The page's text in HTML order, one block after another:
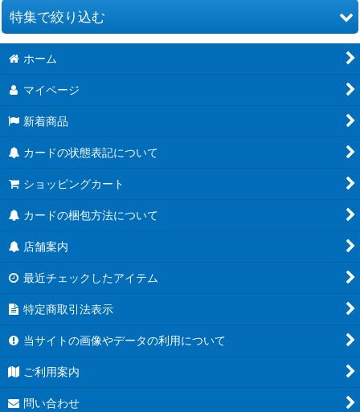
並び順 :
特集で絞り込む
ブースターパック第21弾「Academy Royale/アカデミー・ロワ
イヤル」
ブースターパック第20弾「絶傑を継ぐ者」
ブースターパック第19弾「天魔八虐」
コラボパック「プリンセスコネクト！Re:Dive」
プレミアムカードセット「プリンセスコネクト！Re:Dive」
ブースターパック第18弾「新約都市・透京」
EXビギナーデッキ
ブースターパック第17弾「ConvergentDestinies/コンヴァージ
EXコラボパック「アイドルマスター シンデレラガールズ」
ブースターパック第16弾「新たなる創世」
ホーム
マイページ
新着商品
カードの状態表記について
ショッピングカート
カードの梱包方法について
店舗案内
最近チェックしたアイテム
特定商取引法表示
当サイトの画像やデータの利用について
ご利用案内
問い合わせ